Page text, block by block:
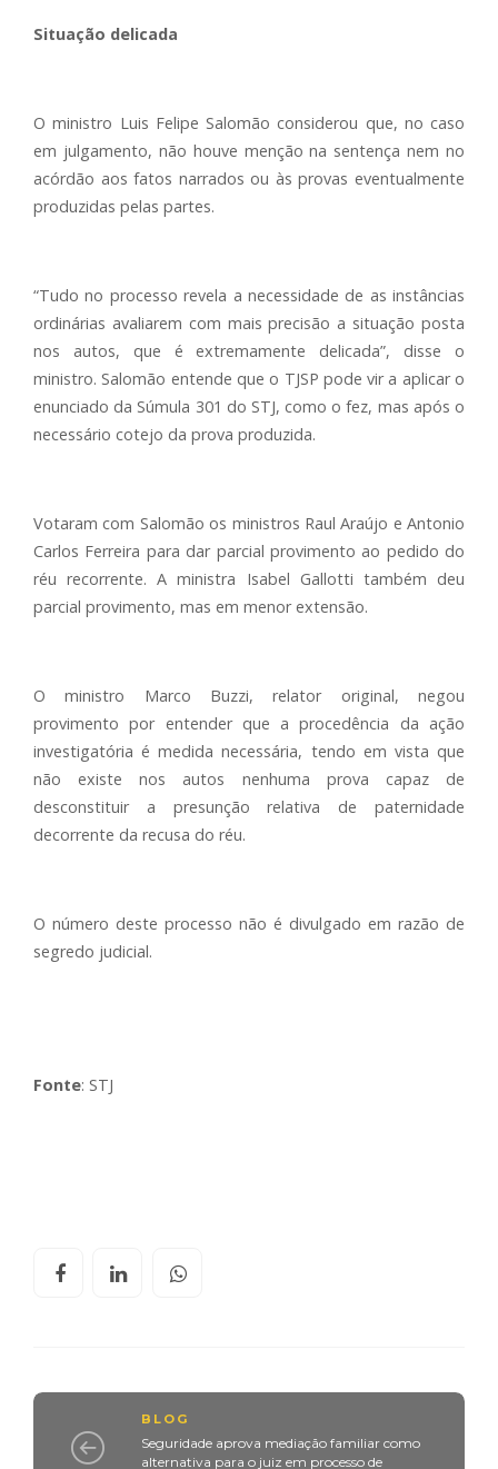
Situação delicada
O ministro Luis Felipe Salomão considerou que, no caso
em julgamento, não houve menção na sentença nem no
acórdão aos fatos narrados ou às provas eventualmente
produzidas pelas partes.
“Tudo no processo revela a necessidade de as instâncias
ordinárias avaliarem com mais precisão a situação posta
nos autos, que é extremamente delicada”, disse o
ministro. Salomão entende que o TJSP pode vir a aplicar o
enunciado da Súmula 301 do STJ, como o fez, mas após o
necessário cotejo da prova produzida.
Votaram com Salomão os ministros Raul Araújo e Antonio
Carlos Ferreira para dar parcial provimento ao pedido do
réu recorrente. A ministra Isabel Gallotti também deu
parcial provimento, mas em menor extensão.
O ministro Marco Buzzi, relator original, negou
provimento por entender que a procedência da ação
investigatória é medida necessária, tendo em vista que
não existe nos autos nenhuma prova capaz de
desconstituir a presunção relativa de paternidade
decorrente da recusa do réu.
O número deste processo não é divulgado em razão de
segredo judicial.
Fonte: STJ
BLOG
Seguridade aprova mediação familiar como
alternativa para o juiz em processo de